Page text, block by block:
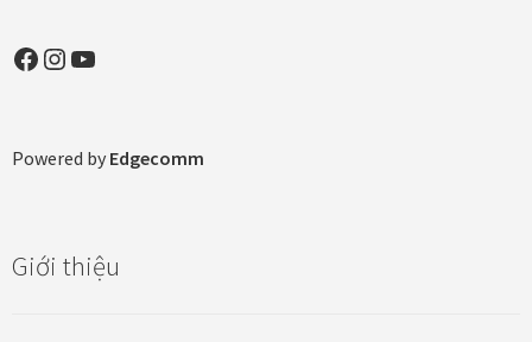
Quà Tết Doanh nghiệp 2026
Facebook
Instagram
YouTube
Powered by Edgecomm
Giới thiệu